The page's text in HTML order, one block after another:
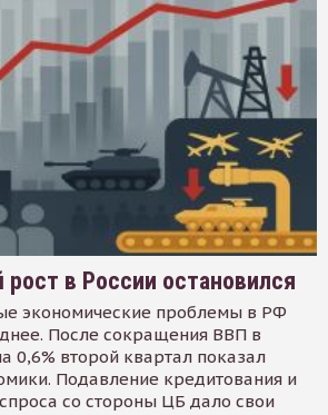
в России остановился
экономические проблемы в РФ
После сокращения ВВП в
0,6% второй квартал показал
Подавление кредитования и
со стороны ЦБ дало свои